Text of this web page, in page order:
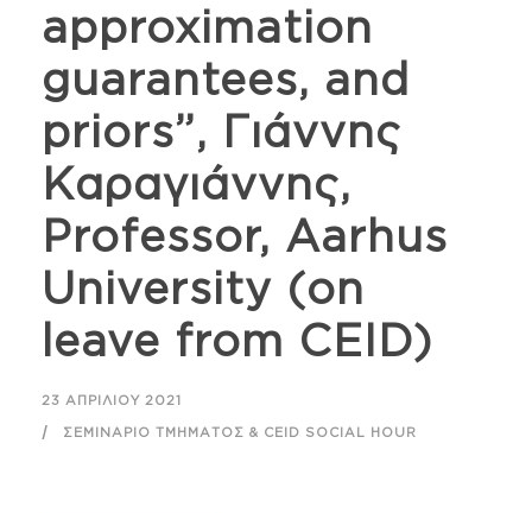
approximation
guarantees, and
priors”, Γιάννης
Καραγιάννης,
Professor, Aarhus
University (on
leave from CEID)
23 ΑΠΡΙΛΊΟΥ 2021
ΣΕΜΙΝΆΡΙΟ ΤΜΉΜΑΤΟΣ & CEID SOCIAL HOUR